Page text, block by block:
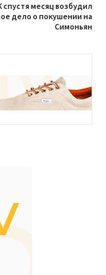
спустя месяц возбудил
дело о покушении на
Симоньян